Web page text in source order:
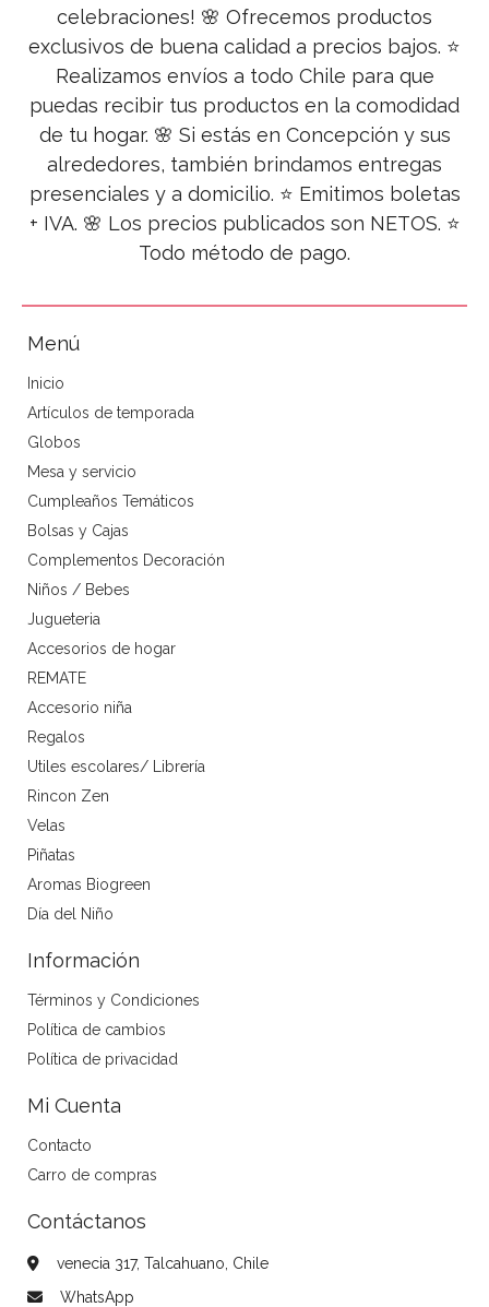
celebraciones! 🌸 Ofrecemos productos
exclusivos de buena calidad a precios bajos. ⭐
Realizamos envíos a todo Chile para que
puedas recibir tus productos en la comodidad
de tu hogar. 🌸 Si estás en Concepción y sus
alrededores, también brindamos entregas
presenciales y a domicilio. ⭐ Emitimos boletas
+ IVA. 🌸 Los precios publicados son NETOS. ⭐
Todo método de pago.
Menú
Inicio
Artículos de temporada
Globos
Mesa y servicio
Cumpleaños Temáticos
Bolsas y Cajas
Complementos Decoración
Niños / Bebes
Jugueteria
Accesorios de hogar
REMATE
Accesorio niña
Regalos
Utiles escolares/ Librería
Rincon Zen
Velas
Piñatas
Aromas Biogreen
Día del Niño
Información
Términos y Condiciones
Política de cambios
Política de privacidad
Mi Cuenta
Contacto
Carro de compras
Contáctanos
venecia 317, Talcahuano, Chile
WhatsApp